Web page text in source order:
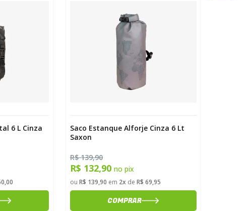
Saco Estanque Alforje Cinza 6 Lt
ouR$ 139,90 R$ 69,95
Alforje Estanque Frontal 6 L
ouR$ 350,00